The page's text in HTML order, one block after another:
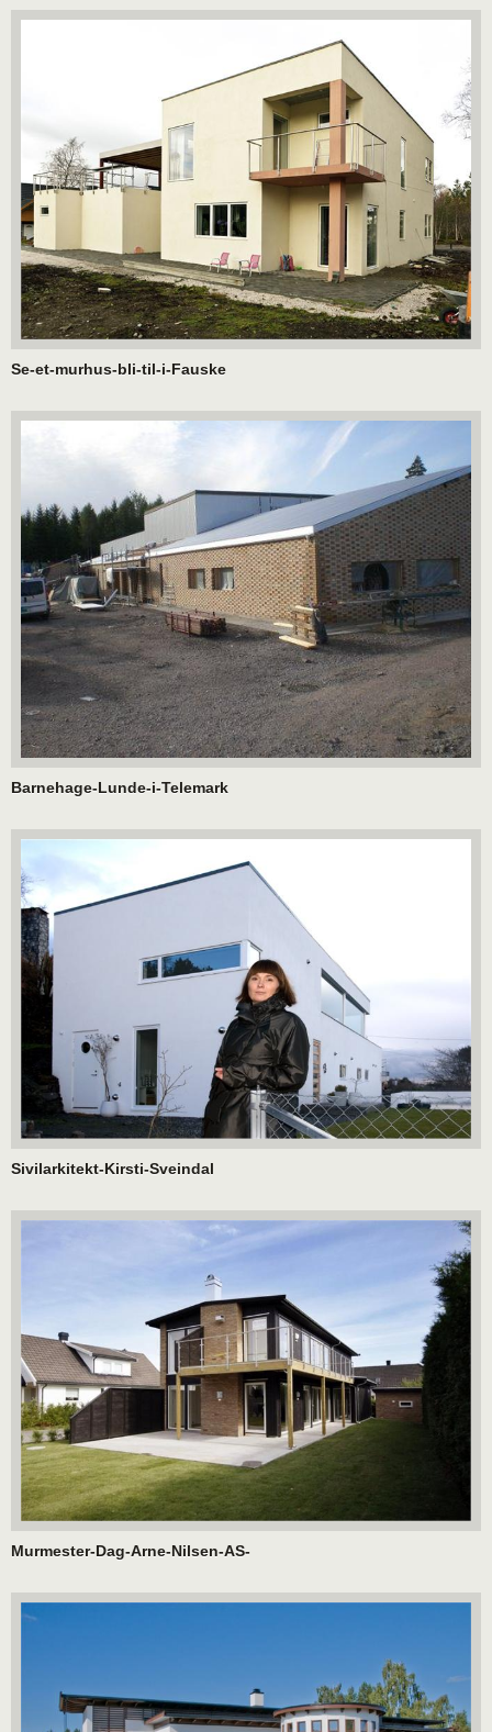
Se-et-murhus-bli-til-i-Fauske
Barnehage-Lunde-i-Telemark
Sivilarkitekt-Kirsti-Sveindal
Murmester-Dag-Arne-Nilsen-AS-